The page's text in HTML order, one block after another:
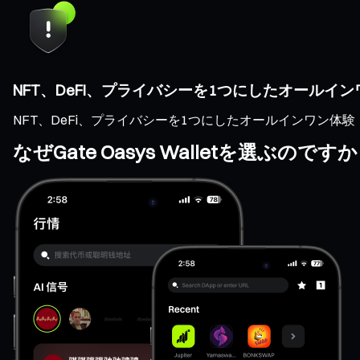
NFT、DeFi、プライバシーを1つにしたオールイン
NFT、DeFi、プライバシーを1つにしたオールインワン体験
なぜGate Oasys Walletを選ぶのですか